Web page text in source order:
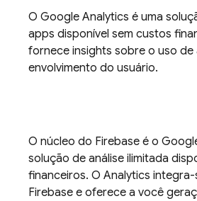
O Google Analytics é uma
apps disponível sem custos
fornece insights sobre o uso de
envolvimento do usuário.
O núcleo do Firebase é o
solução de análise ilimitada
financeiros. O Analytics integra-
Firebase e oferece a você